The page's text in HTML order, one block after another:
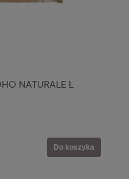
NATURALE L
Do koszyka